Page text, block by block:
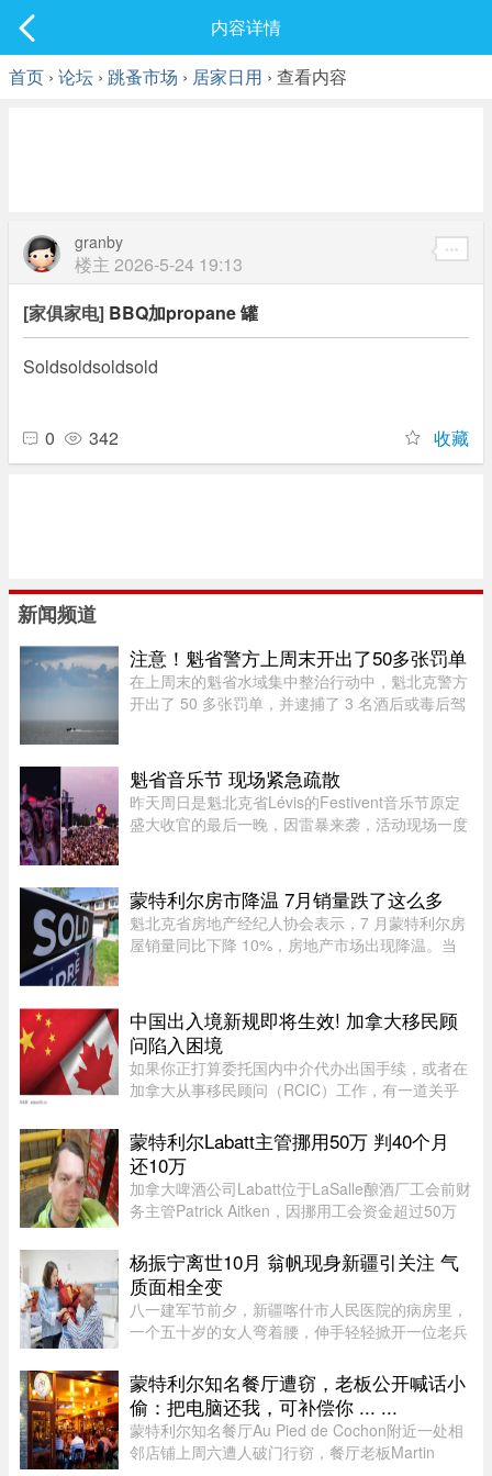
最新发表
内容详情
首页 › 论坛 › 跳蚤市场 › 居家日用 › 查看内容
granby
楼主 2026-5-24 19:13
[家俱家电] BBQ加propane 罐
Soldsoldsoldsold
0 342 收藏
新闻频道
注意！魁省警方上周末开出了50多张罚单
在上周末的魁省水域集中整治行动中，魁北克警方
开出了 50 多张罚单，并逮捕了 3 名酒后或毒后驾
内的多支魁省警力在 8 月 1 ...
魁省音乐节 现场紧急疏散
昨天周日是魁北克省Lévis的Festivent音乐节原定
盛大收官的最后一晚，因雷暴来袭，活动现场一度
Festivent场地因此暂时关闭。 ...
蒙特利尔房市降温 7月销量跌了这么多
魁北克省房地产经纪人协会表示，7 月蒙特利尔房
屋销量同比下降 10%，房地产市场出现降温。当
地区所有房屋类型以及各 ...
中国出入境新规即将生效! 加拿大移民顾
问陷入困境
如果你正打算委托国内中介代办出国手续，或者在
加拿大从事移民顾问（RCIC）工作，有一道关乎
841 号——《国务院关于出境入境管理的规定》
——已于 2026 年 7 月 22 日 ...
蒙特利尔Labatt主管挪用50万 判40个月
还10万
加拿大啤酒公司Labatt位于LaSalle酿酒厂工会前财
务主管Patrick Aitken，因挪用工会资金超过50万
禁，并被勒令向工会赔偿10万元。Aitken在Labatt
工作15年，并于2020年担 ...
杨振宁离世10月 翁帆现身新疆引关注 气
质面相全变
八一建军节前夕，新疆喀什市人民医院的病房里，
一个五十岁的女人弯着腰，伸手轻轻掀开一位老兵
谢，她连忙摆手：“不用起来，不用起来”。镜头扫
过去，齐肩发，淡蓝新中 ...
蒙特利尔知名餐厅遭窃，老板公开喊话小
偷：把电脑还我，可补偿你 ... ...
蒙特利尔知名餐厅Au Pied de Cochon附近一处相
邻店铺上周六遭人破门行窃，餐厅老板Martin